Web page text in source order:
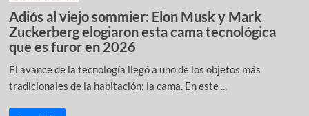
Adiós al viejo sommier: Elon Musk y Mark
Zuckerberg elogiaron esta cama tecnológica
que es furor en 2026
El avance de la tecnología llegó a uno de los objetos más
tradicionales de la habitación: la cama. En este ...